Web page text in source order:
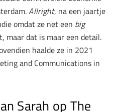
Allright, na een jaartje
omdat ze net een big
maar dat is maar een detail.
haalde ze in 2021
and Communications in
Sarah op The